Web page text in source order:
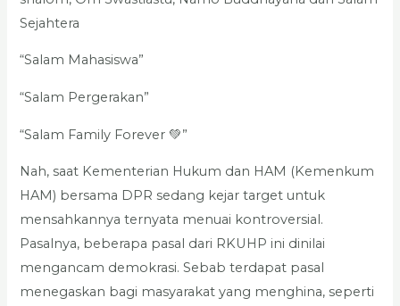
Sejahtera
“Salam Mahasiswa”
“Salam Pergerakan”
“Salam Family Forever 💚”
Nah, saat Kementerian Hukum dan HAM (Kemenkum
HAM) bersama DPR sedang kejar target untuk
mensahkannya ternyata menuai kontroversial.
Pasalnya, beberapa pasal dari RKUHP ini dinilai
mengancam demokrasi. Sebab terdapat pasal
menegaskan bagi masyarakat yang menghina, seperti